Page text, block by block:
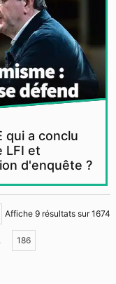
qui a conclu
LFI et
d'enquête ?
Affiche 9 résultats sur1674
186